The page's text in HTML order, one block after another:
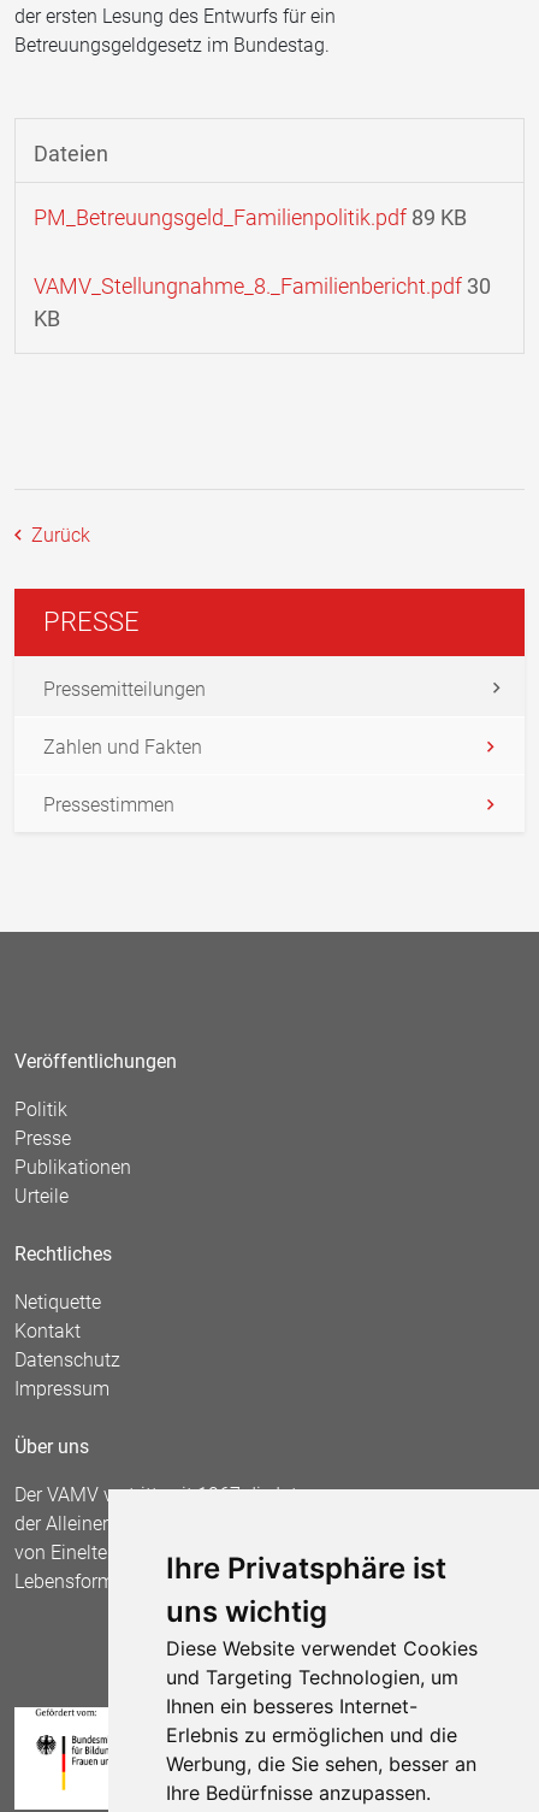
Ihre Privatsphäre ist
uns wichtig
Diese Website verwendet Cookies
und Targeting Technologien, um
Ihnen ein besseres Internet-
Erlebnis zu ermöglichen und die
Werbung, die Sie sehen, besser an
Ihre Bedürfnisse anzupassen.
der ersten Lesung des Entwurfs für ein
Betreuungsgeldgesetz im Bundestag.
Dateien
PM_Betreuungsgeld_Familienpolitik.pdf 89 KB
VAMV_Stellungnahme_8._Familienbericht.pdf 30
KB
Zurück
PRESSE
Pressemitteilungen
Zahlen und Fakten
Pressestimmen
Veröffentlichungen
Politik
Presse
Publikationen
Urteile
Rechtliches
Netiquette
Kontakt
Datenschutz
Impressum
Über uns
Der VAMV vertritt seit 1967 die Interessen
der Alleinerziehenden und fordert die Anerkennung
von Einelternfamilien als gleichberechtigte
Lebensform.